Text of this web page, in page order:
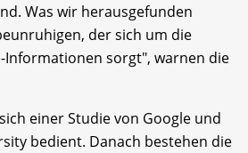
Was wir herausgefunden
der sich um die
Informationen sorgt", warnen die
einer Studie von Google und
bedient. Danach bestehen die